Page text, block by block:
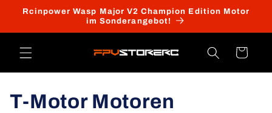
zum
Rcinpower Wasp Major V2 Champion Edition Motor
im Sonderangebot!
Warenkorb
K
T-Motor Motoren